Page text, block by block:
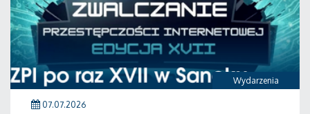
Wydarzenia
07.07.2026